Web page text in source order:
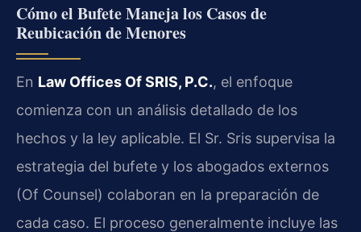
Cómo el Bufete Maneja los Casos de
Reubicación de Menores
En Law Offices Of SRIS, P.C., el enfoque
comienza con un análisis detallado de los
hechos y la ley aplicable. El Sr. Sris supervisa la
estrategia del bufete y los abogados externos
(Of Counsel) colaboran en la preparación de
cada caso. El proceso generalmente incluye las